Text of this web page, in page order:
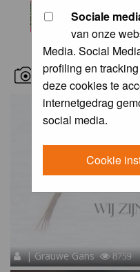
Sociale
van onze
Media. Social
profiling en
deze cookies te
internetgedrag
social media.
Cookie
RECENT BIRD
| Grauwe Gans 8759